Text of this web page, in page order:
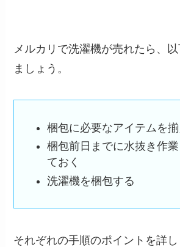
メルカリで洗濯機が売れたら、
ましょう。
梱包に必要なアイテムを
梱包前日までに水抜き作
ておく
洗濯機を梱包する
それぞれの手順のポイントを詳